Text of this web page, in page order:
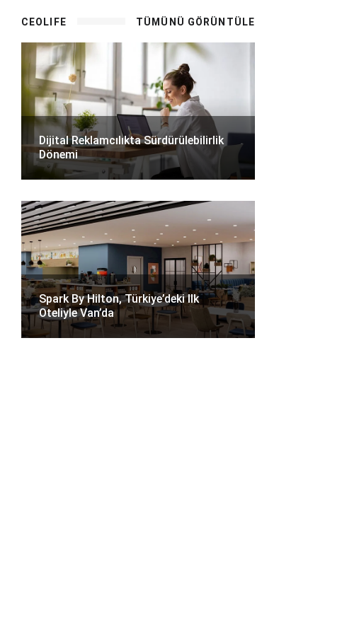
CEOLIFE TÜMÜNÜ GÖRÜNTÜLE
Dijital Reklamcılıkta Sürdürülebilirlik
Dönemi
Spark By Hilton, Türkiye’deki Ilk
Oteliyle Van’da